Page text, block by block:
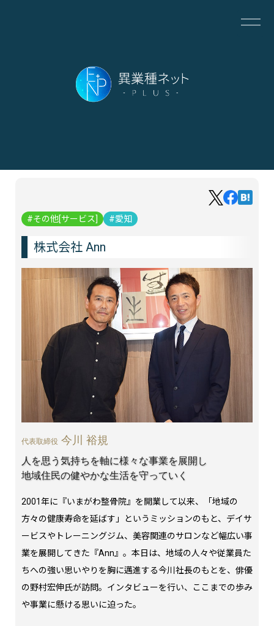
その他[サービス] 愛知
株式会社 Ann
代表取締役 今川 裕規
人を思う気持ちを軸に様々な事業を展開し
地域住民の健やかな生活を守っていく
2001年に『いまがわ整骨院』を開業して以来、「地域の
方々の健康寿命を延ばす」というミッションのもと、デイサ
ービスやトレーニングジム、美容関連のサロンなど幅広い事
業を展開してきた『Ann』。本日は、地域の人々や従業員た
ちへの強い思いやりを胸に邁進する今川社長のもとを、俳優
の野村宏伸氏が訪問。インタビューを行い、ここまでの歩み
や事業に懸ける思いに迫った。